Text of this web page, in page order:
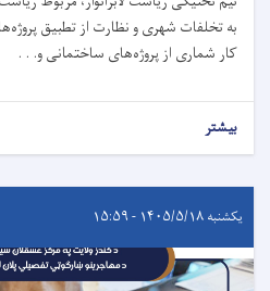
به تخلفات شهری و نظارت از تطبیق
کار شماری از پروژه‌های ساختمانی و. . .
بیشتر
یکشنبه ۱۴۰۵/۵/۱۸ - ۱۵:۵۹